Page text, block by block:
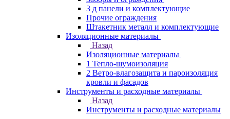
3 д панели и комплектующие
Прочие ограждения
Штакетник металл и комплектующие
Изоляционные материалы
Назад
Изоляционные материалы
1 Тепло-шумоизоляция
2 Ветро-влагозащита и пароизоляция
кровли и фасадов
Инструменты и расходные материалы
Назад
Инструменты и расходные материалы